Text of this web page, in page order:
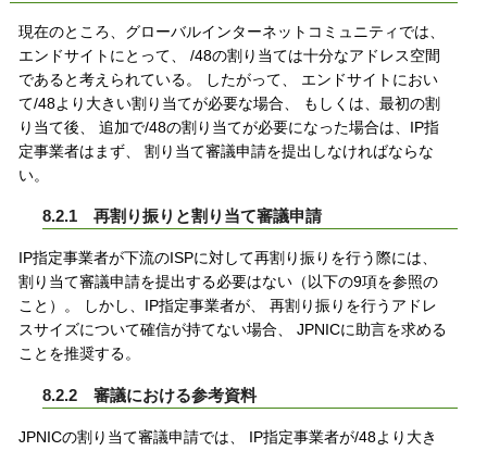
現在のところ、グローバルインターネットコミュニティでは、
エンドサイトにとって、 /48の割り当ては十分なアドレス空間
であると考えられている。 したがって、 エンドサイトにおい
て/48より大きい割り当てが必要な場合、 もしくは、最初の割
り当て後、 追加で/48の割り当てが必要になった場合は、IP指
定事業者はまず、 割り当て審議申請を提出しなければならな
い。
8.2.1 再割り振りと割り当て審議申請
IP指定事業者が下流のISPに対して再割り振りを行う際には、
割り当て審議申請を提出する必要はない（以下の9項を参照の
こと）。 しかし、IP指定事業者が、 再割り振りを行うアドレ
スサイズについて確信が持てない場合、 JPNICに助言を求める
ことを推奨する。
8.2.2 審議における参考資料
JPNICの割り当て審議申請では、 IP指定事業者が/48より大き